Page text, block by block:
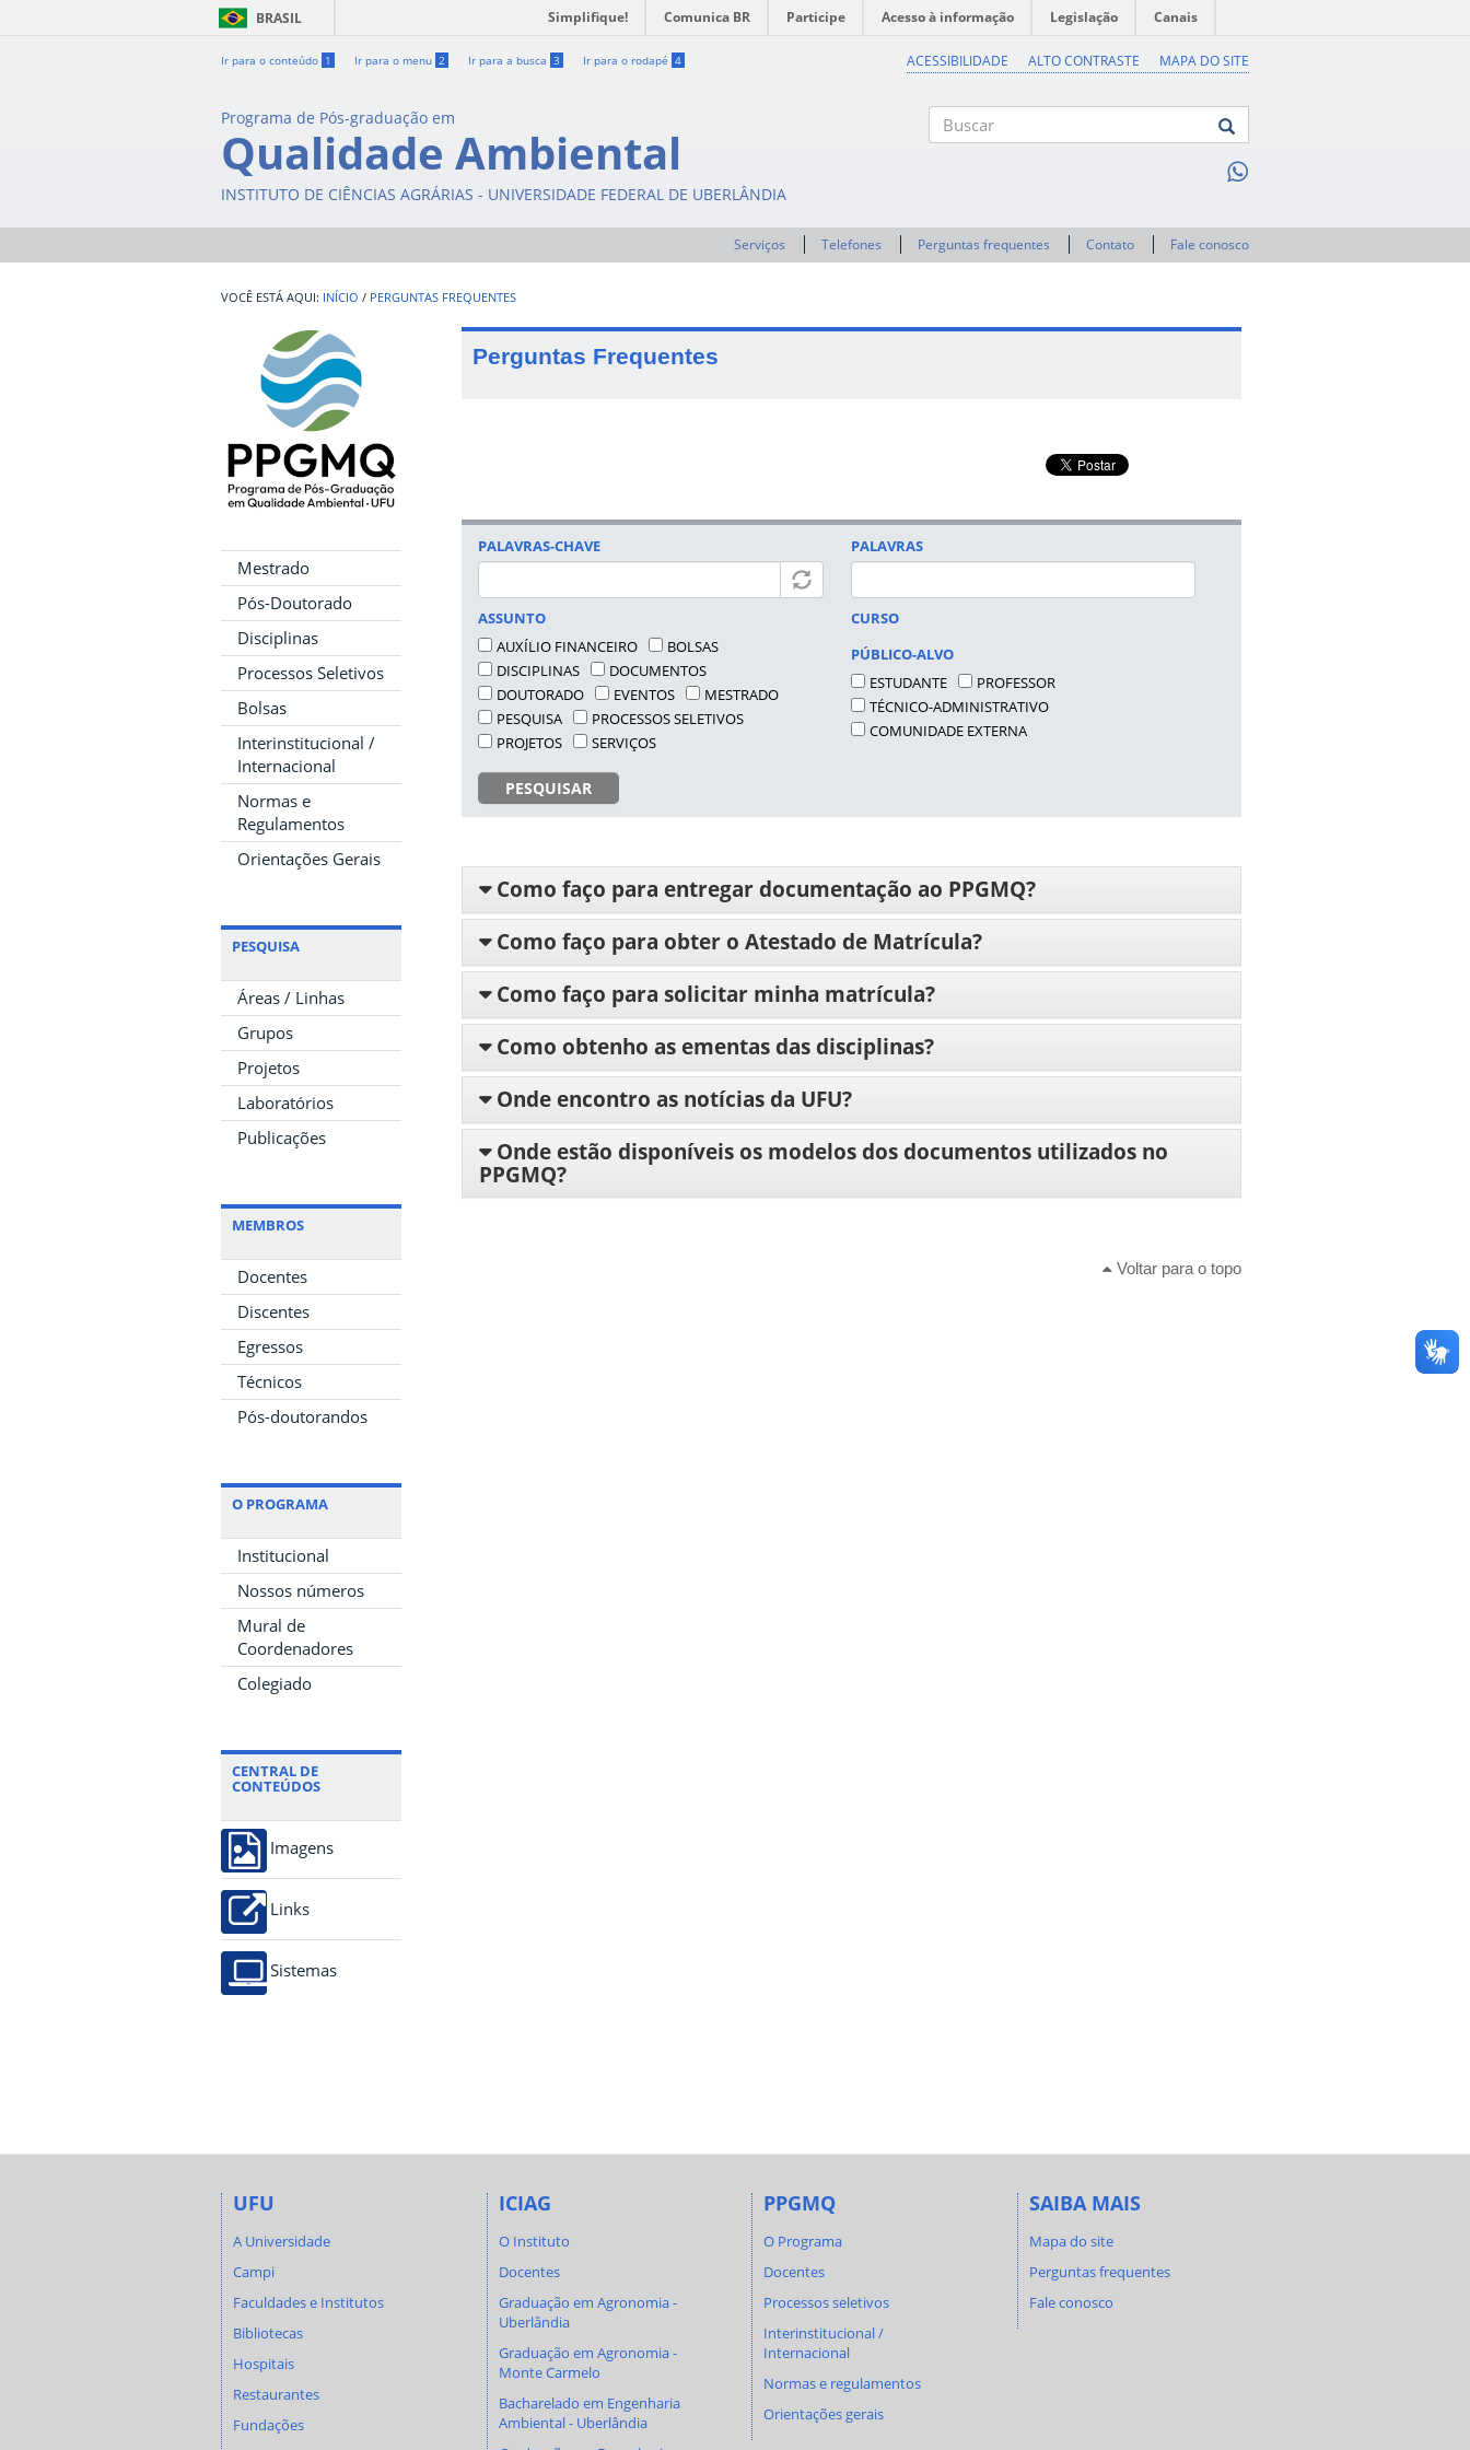
BRASIL Simplifique! Comunica BR Participe Acesso à informação Legislação Canais
Ir para o conteúdo 1 Ir para o menu 2 Ir para a busca 3 Ir para o rodapé 4 ACESSIBILIDADE ALTO CONTRASTE MAPA DO SITE
Programa de Pós-graduação em
Qualidade Ambiental
INSTITUTO DE CIÊNCIAS AGRÁRIAS - UNIVERSIDADE FEDERAL DE UBERLÂNDIA
Serviços Telefones Perguntas frequentes Contato Fale conosco
INÍCIO / PERGUNTAS FREQUENTES
Mestrado
Pós-Doutorado
Disciplinas
Processos Seletivos
Bolsas
Interinstitucional /
Internacional
Normas e
Regulamentos
Orientações Gerais
PESQUISA
Áreas / Linhas
Grupos
Projetos
Laboratórios
Publicações
MEMBROS
Docentes
Discentes
Egressos
Técnicos
Pós-doutorandos
O PROGRAMA
Institucional
Nossos números
Mural de
Coordenadores
Colegiado
CENTRAL DE
CONTEÚDOS
Imagens
Links
Sistemas
Perguntas Frequentes
PALAVRAS-CHAVE
ASSUNTO
AUXÍLIO FINANCEIRO
BOLSAS
DISCIPLINAS
DOCUMENTOS
DOUTORADO
EVENTOS
MESTRADO
PESQUISA
PROCESSOS SELETIVOS
PROJETOS
SERVIÇOS
PESQUISAR
PALAVRAS
CURSO
PÚBLICO-ALVO
ESTUDANTE
PROFESSOR
TÉCNICO-ADMINISTRATIVO
COMUNIDADE EXTERNA
Como faço para entregar documentação ao PPGMQ?
Como faço para obter o Atestado de Matrícula?
Como faço para solicitar minha matrícula?
Como obtenho as ementas das disciplinas?
Onde encontro as notícias da UFU?
Onde estão disponíveis os modelos dos documentos utilizados no
PPGMQ?
Voltar para o topo
UFU
A Universidade
Campi
Faculdades e Institutos
Bibliotecas
Hospitais
Restaurantes
Fundações
ICIAG
O Instituto
Docentes
Graduação em Agronomia -
Uberlândia
Graduação em Agronomia -
Monte Carmelo
Bacharelado em Engenharia
Ambiental - Uberlândia
PPGMQ
O Programa
Docentes
Processos seletivos
Interinstitucional /
Internacional
Normas e regulamentos
Orientações gerais
SAIBA MAIS
Mapa do site
Perguntas frequentes
Fale conosco